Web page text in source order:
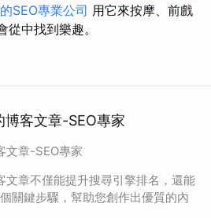
SEO專業公司 用它來按摩、前戲
中找到樂趣。
博客文章-SEO專家
文章-SEO專家
文章不僅能提升搜尋引擎排名，還能
關鍵步驟，幫助您創作出優質的內